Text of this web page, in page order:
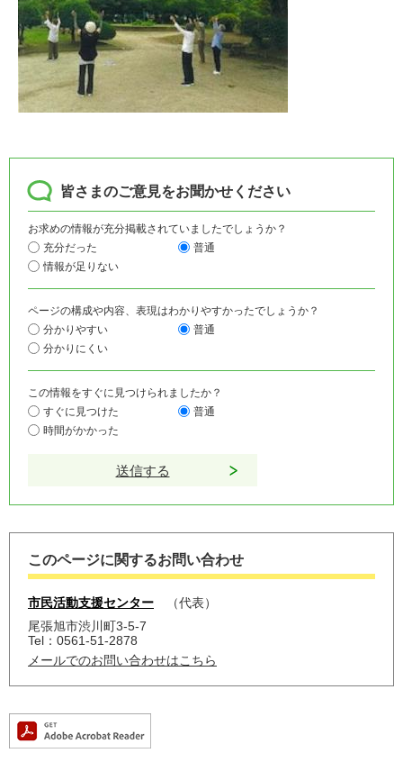
皆さまのご意見をお聞かせください
お求めの情報が充分掲載されていましたでしょうか？
充分だった
普通
情報が足りない
ページの構成や内容、表現はわかりやすかったでしょうか？
分かりやすい
普通
分かりにくい
この情報をすぐに見つけられましたか？
すぐに見つけた
普通
時間がかかった
このページに関するお問い合わせ
市民活動支援センター
代表
尾張旭市渋川町3-5-7
Tel：0561-51-2878
メールでのお問い合わせはこちら